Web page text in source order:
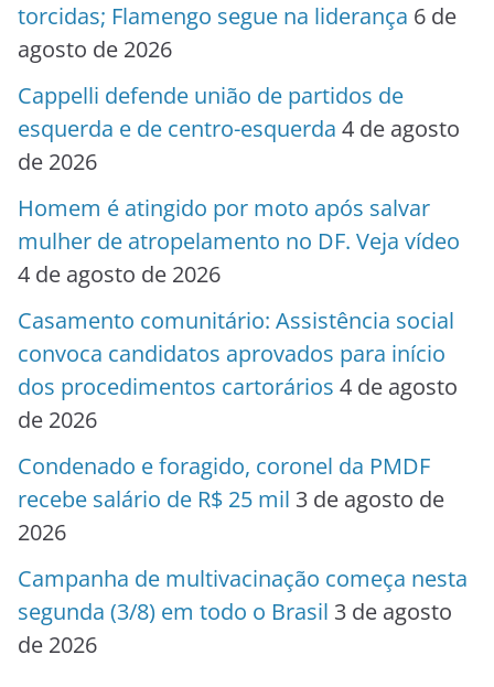
torcidas; Flamengo segue na liderança 6 de
agosto de 2026
Cappelli defende união de partidos de
esquerda e de centro-esquerda 4 de agosto
de 2026
Homem é atingido por moto após salvar
mulher de atropelamento no DF. Veja vídeo
4 de agosto de 2026
Casamento comunitário: Assistência social
convoca candidatos aprovados para início
dos procedimentos cartorários 4 de agosto
de 2026
Condenado e foragido, coronel da PMDF
recebe salário de R$ 25 mil 3 de agosto de
2026
Campanha de multivacinação começa nesta
segunda (3/8) em todo o Brasil 3 de agosto
de 2026